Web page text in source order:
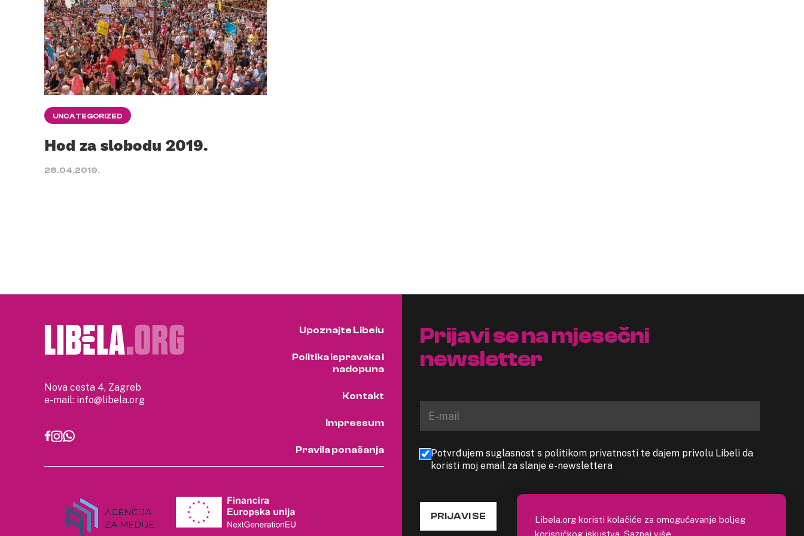
UNCATEGORIZED
Hod za slobodu 2019.
28.04.2019.
Nova cesta 4, Zagreb
e-mail: info@libela.org
Upoznajte Libelu
Politika ispravaka i
nadopuna
Kontakt
Impressum
Pravila ponašanja
Prijavi se na mjesečni
newsletter
Potvrđujem suglasnost s politikom privatnosti te dajem privolu Libeli da
koristi moj email za slanje e-newslettera
PRIJAVI SE
Libela.org koristi kolačiće za omogućavanje boljeg
korisničkog iskustva. Saznaj više